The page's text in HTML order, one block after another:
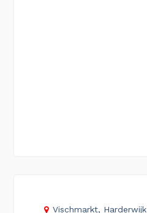
Vischmarkt, Harderwijk